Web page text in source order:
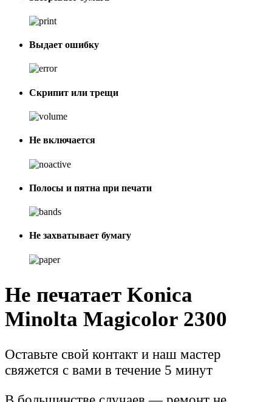
Выдает ошибку
Скрипит или трещи
Не включается
Полосы и пятна при печати
Не захватывает бумагу
Не печатает Konica
Minolta Magicolor 2300
Оставьте свой контакт и наш мастер
свяжется с вами в течение 5 минут